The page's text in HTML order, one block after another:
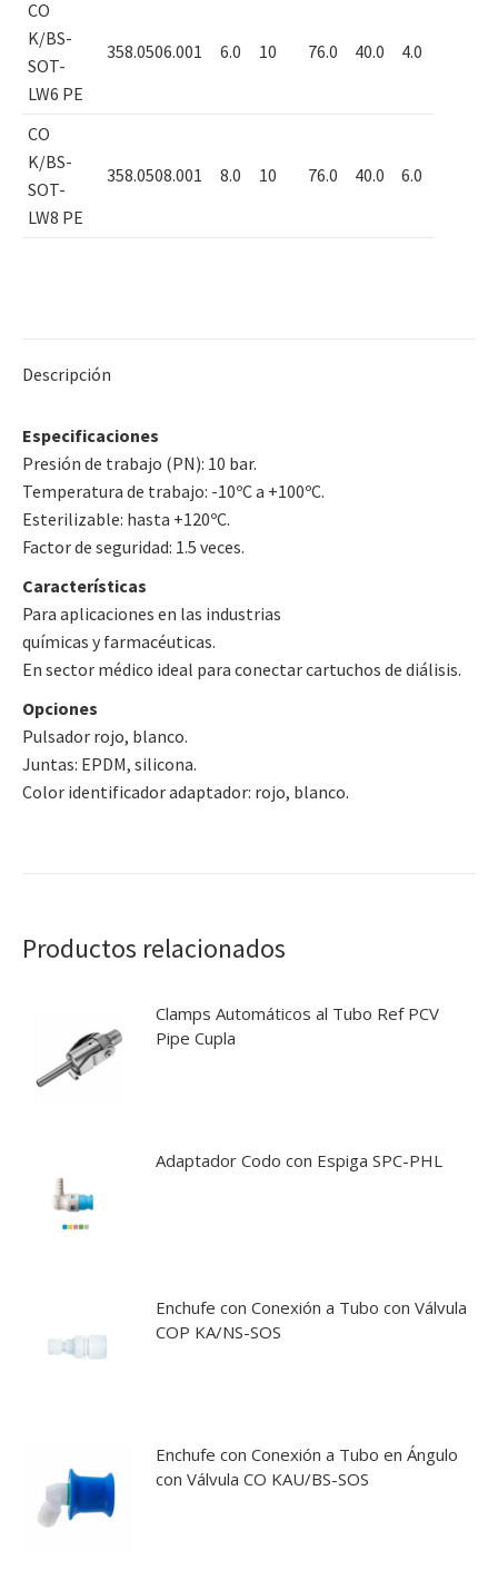
CO
K/BS-
SOT-
LW6 PE
358.0506.001 6.0 10 76.0 40.0 4.0
CO
K/BS-
SOT-
LW8 PE
358.0508.001 8.0 10 76.0 40.0 6.0
Descripción
Especificaciones
Presión de trabajo (PN): 10 bar.
Temperatura de trabajo: -10ºC a +100ºC.
Esterilizable: hasta +120ºC.
Factor de seguridad: 1.5 veces.
Características
Para aplicaciones en las industrias
químicas y farmacéuticas.
En sector médico ideal para conectar cartuchos de diálisis.
Opciones
Pulsador rojo, blanco.
Juntas: EPDM, silicona.
Color identificador adaptador: rojo, blanco.
Productos relacionados
Clamps Automáticos al Tubo Ref PCV
Pipe Cupla
Adaptador Codo con Espiga SPC-PHL
Enchufe con Conexión a Tubo con Válvula
COP KA/NS-SOS
Enchufe con Conexión a Tubo en Ángulo
con Válvula CO KAU/BS-SOS